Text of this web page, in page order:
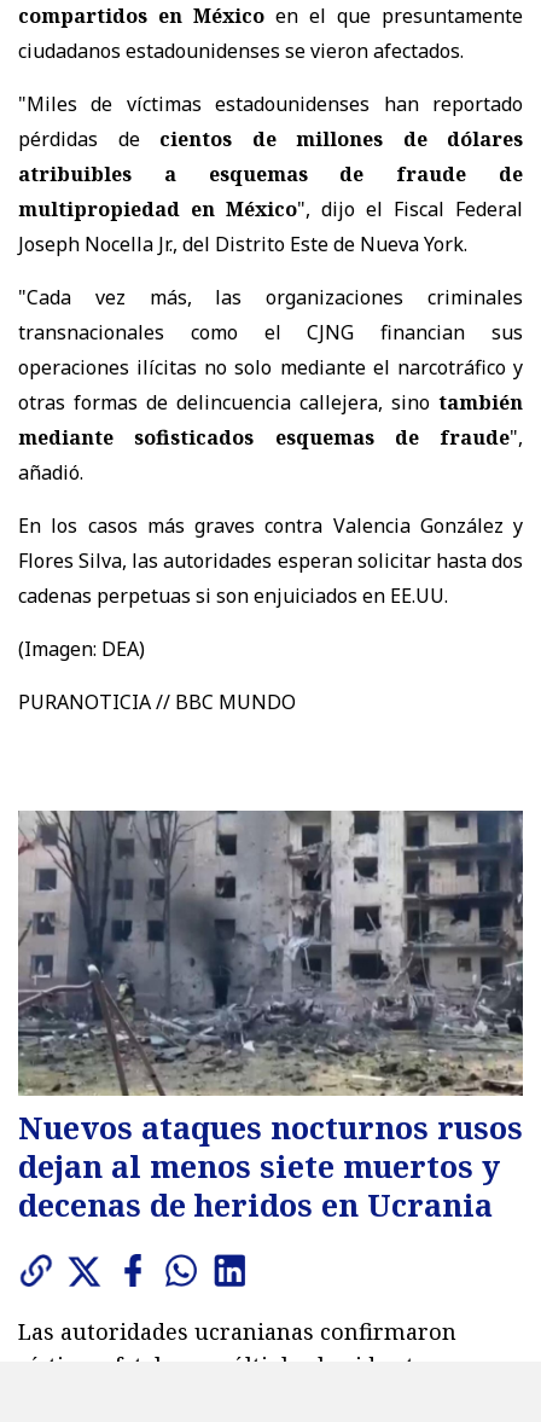
compartidos en México en el que presuntamente
ciudadanos estadounidenses se vieron afectados.
"Miles de víctimas estadounidenses han reportado
pérdidas de cientos de millones de dólares
atribuibles a esquemas de fraude de
multipropiedad en México", dijo el Fiscal Federal
Joseph Nocella Jr., del Distrito Este de Nueva York.
"Cada vez más, las organizaciones criminales
transnacionales como el CJNG financian sus
operaciones ilícitas no solo mediante el narcotráfico y
otras formas de delincuencia callejera, sino también
mediante sofisticados esquemas de fraude",
añadió.
En los casos más graves contra Valencia González y
Flores Silva, las autoridades esperan solicitar hasta dos
cadenas perpetuas si son enjuiciados en EE.UU.
(Imagen: DEA)
PURANOTICIA // BBC MUNDO
Nuevos ataques nocturnos rusos
dejan al menos siete muertos y
decenas de heridos en Ucrania
Las autoridades ucranianas confirmaron
víctimas fatales y múltiples heridos tras